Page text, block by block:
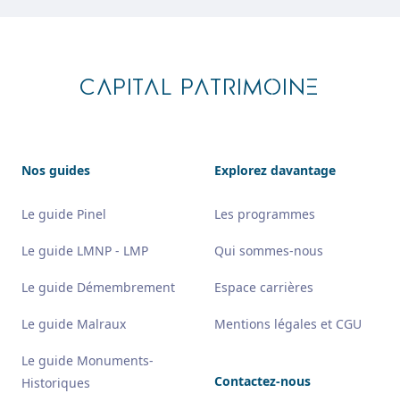
CAPITAL PATRIMOINE
Nos guides
Le guide Pinel
Le guide LMNP - LMP
Le guide Démembrement
Le guide Malraux
Le guide Monuments-
Historiques
Explorez davantage
Les programmes
Qui sommes-nous
Espace carrières
Mentions légales et CGU
Contactez-nous